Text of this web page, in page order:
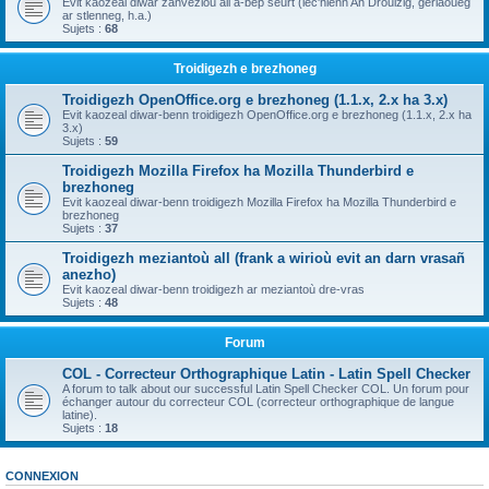
ar stlenneg, h.a.)
Sujets : 68
Troidigezh e brezhoneg
Troidigezh OpenOffice.org e brezhoneg (1.1.x, 2.x ha 3.x)
Evit kaozeal diwar-benn troidigezh OpenOffice.org e brezhoneg (1.1.x, 2.x ha
3.x)
Sujets : 59
Troidigezh Mozilla Firefox ha Mozilla Thunderbird e
brezhoneg
Evit kaozeal diwar-benn troidigezh Mozilla Firefox ha Mozilla Thunderbird e
brezhoneg
Sujets : 37
Troidigezh meziantoù all (frank a wirioù evit an darn vrasañ
anezho)
Evit kaozeal diwar-benn troidigezh ar meziantoù dre-vras
Sujets : 48
Forum
COL - Correcteur Orthographique Latin - Latin Spell Checker
A forum to talk about our successful Latin Spell Checker COL. Un forum pour
échanger autour du correcteur COL (correcteur orthographique de langue
latine).
Sujets : 18
CONNEXION